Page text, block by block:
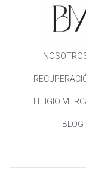
LITIGIO
BLOG